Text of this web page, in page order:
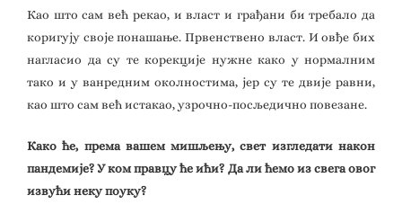
Као што сам већ рекао, и власт и грађани би требало да
коригују своје понашање. Првенствено власт. И овђе бих
нагласио да су те корекције нужне како у нормалним
тако и у ванредним околностима, јер су те двије равни,
као што сам већ истакао, узрочно-посљедично повезане.
Како ће, према вашем мишљењу, свет изгледати након
пандемије? У ком правцу ће ићи? Да ли ћемо из свега овог
извући неку поуку?